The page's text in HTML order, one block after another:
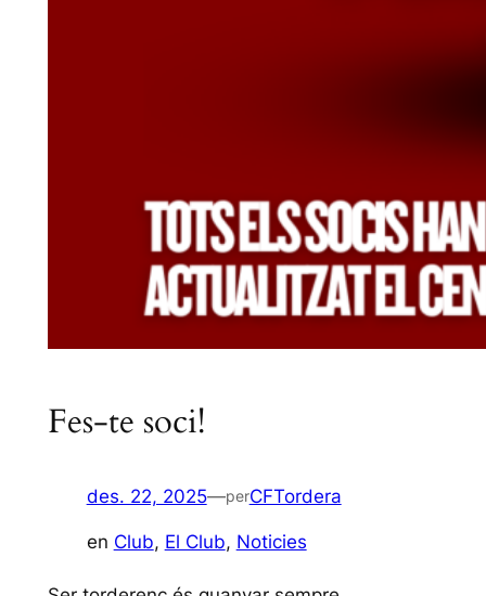
Fes-te soci!
des. 22, 2025—perCFTordera
en Club, El Club, Noticies